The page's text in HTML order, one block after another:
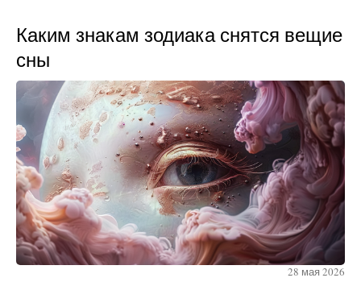
Каким знакам зодиака снятся вещие
сны
28 мая 2026